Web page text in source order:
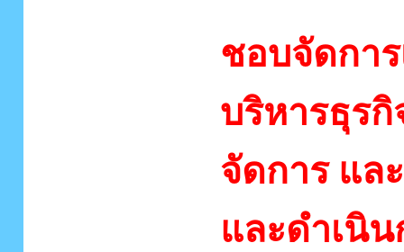
ชอบจัดกา
บริหารธุร
จัดการ แล
และดำเนิ